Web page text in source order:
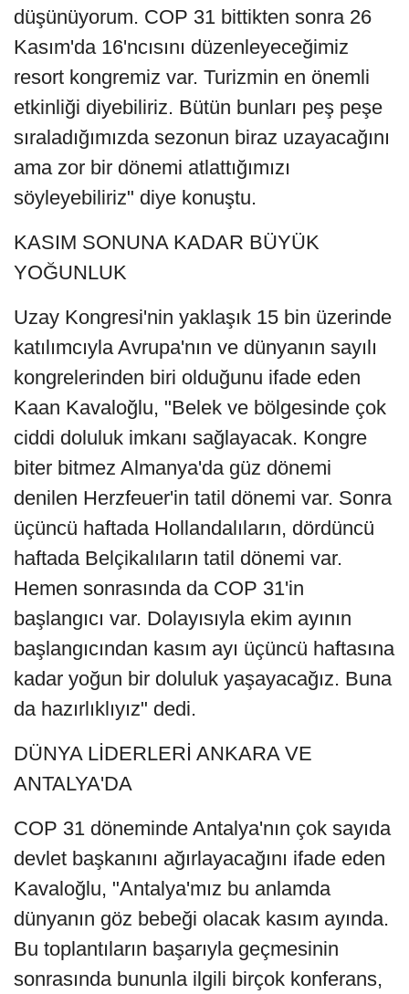
düşünüyorum. COP 31 bittikten sonra 26
Kasım'da 16'ncısını düzenleyeceğimiz
resort kongremiz var. Turizmin en önemli
etkinliği diyebiliriz. Bütün bunları peş peşe
sıraladığımızda sezonun biraz uzayacağını
ama zor bir dönemi atlattığımızı
söyleyebiliriz" diye konuştu.
KASIM SONUNA KADAR BÜYÜK
YOĞUNLUK
Uzay Kongresi'nin yaklaşık 15 bin üzerinde
katılımcıyla Avrupa'nın ve dünyanın sayılı
kongrelerinden biri olduğunu ifade eden
Kaan Kavaloğlu, "Belek ve bölgesinde çok
ciddi doluluk imkanı sağlayacak. Kongre
biter bitmez Almanya'da güz dönemi
denilen Herzfeuer'in tatil dönemi var. Sonra
üçüncü haftada Hollandalıların, dördüncü
haftada Belçikalıların tatil dönemi var.
Hemen sonrasında da COP 31'in
başlangıcı var. Dolayısıyla ekim ayının
başlangıcından kasım ayı üçüncü haftasına
kadar yoğun bir doluluk yaşayacağız. Buna
da hazırlıklıyız" dedi.
DÜNYA LİDERLERİ ANKARA VE
ANTALYA'DA
COP 31 döneminde Antalya'nın çok sayıda
devlet başkanını ağırlayacağını ifade eden
Kavaloğlu, "Antalya'mız bu anlamda
dünyanın göz bebeği olacak kasım ayında.
Bu toplantıların başarıyla geçmesinin
sonrasında bununla ilgili birçok konferans,